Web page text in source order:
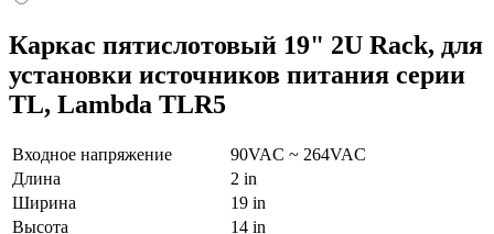
Каркас пятислотовый 19" 2U Rack, для
установки источников питания серии
TL, Lambda TLR5
Входное напряжение
90VAC ~ 264VAC
Длина
2 in
Ширина
19 in
Высота
14 in